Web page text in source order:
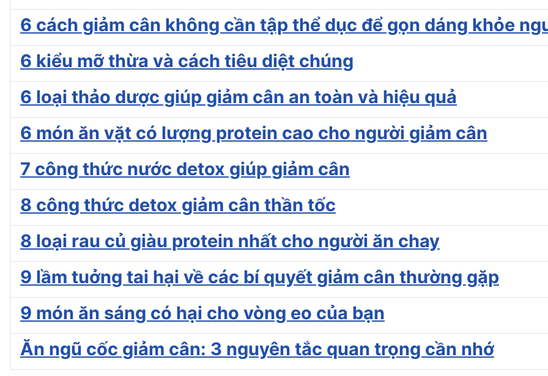
6 cách giảm cân không cần tập thể dục để gọn dáng khỏe
6 kiểu mỡ thừa và cách tiêu diệt chúng
6 loại thảo dược giúp giảm cân an toàn và hiệu quả
6 món ăn vặt có lượng protein cao cho người giảm cân
7 công thức nước detox giúp giảm cân
8 công thức detox giảm cân thần tốc
8 loại rau củ giàu protein nhất cho người ăn chay
9 lầm tuởng tai hại về các bí quyết giảm cân thường gặp
9 món ăn sáng có hại cho vòng eo của bạn
Ăn ngũ cốc giảm cân: 3 nguyên tắc quan trọng cần nhớ